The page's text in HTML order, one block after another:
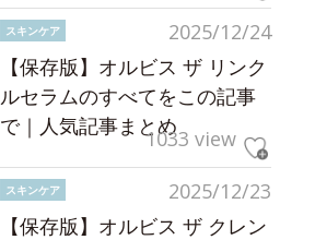
2025/12/24
スキンケア
【保存版】オルビス ザ リンク
ルセラムのすべてをこの記事
で｜人気記事まとめ1033 view
2025/12/23
スキンケア
【保存版】オルビス ザ クレン